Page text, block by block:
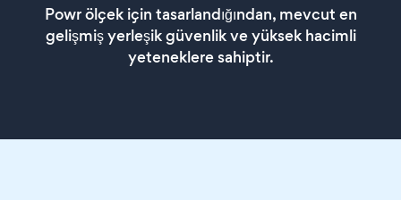
Powr ölçek için tasarlandığından, mevcut en
gelişmiş yerleşik güvenlik ve yüksek hacimli
yeteneklere sahiptir.